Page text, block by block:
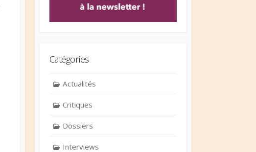
Catégories
Actualités
Critiques
Dossiers
Interviews